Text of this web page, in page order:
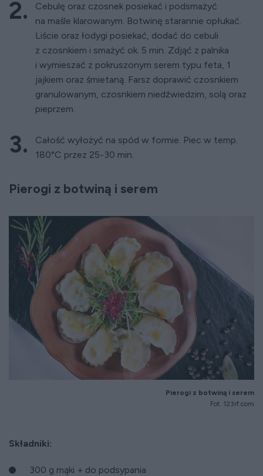
Cebulę oraz czosnek posiekać i podsmażyć
na maśle klarowanym. Botwinę starannie opłukać.
Liście oraz łodygi posiekać, dodać do cebuli
z czosnkiem i smażyć ok. 5 min. Zdjąć z palnika
i wymieszać z pokruszonym serem typu feta, 1
jajkiem oraz śmietaną. Farsz doprawić czosnkiem
granulowanym, czosnkiem niedźwiedzim, solą oraz
pieprzem.
Całość wyłożyć na spód w formie. Piec w temp.
180°C przez 25-30 min.
Pierogi z botwiną i serem
Pierogi z botwiną i serem
Fot. 123rf.com
Składniki:
300 g mąki + do podsypania